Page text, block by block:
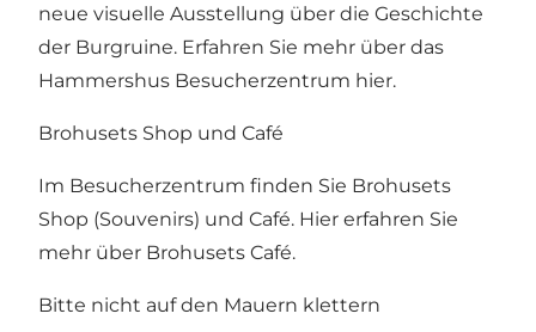
neue visuelle Ausstellung über die Geschichte
der Burgruine. Erfahren Sie mehr über das
Hammershus Besucherzentrum hier.
Brohusets Shop und Café
Im Besucherzentrum finden Sie Brohusets
Shop (Souvenirs) und Café. Hier erfahren Sie
mehr über Brohusets Café.
Bitte nicht auf den Mauern klettern